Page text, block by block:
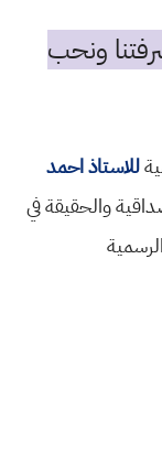
ونحب
للاستاذ احمد
والحقيقة في